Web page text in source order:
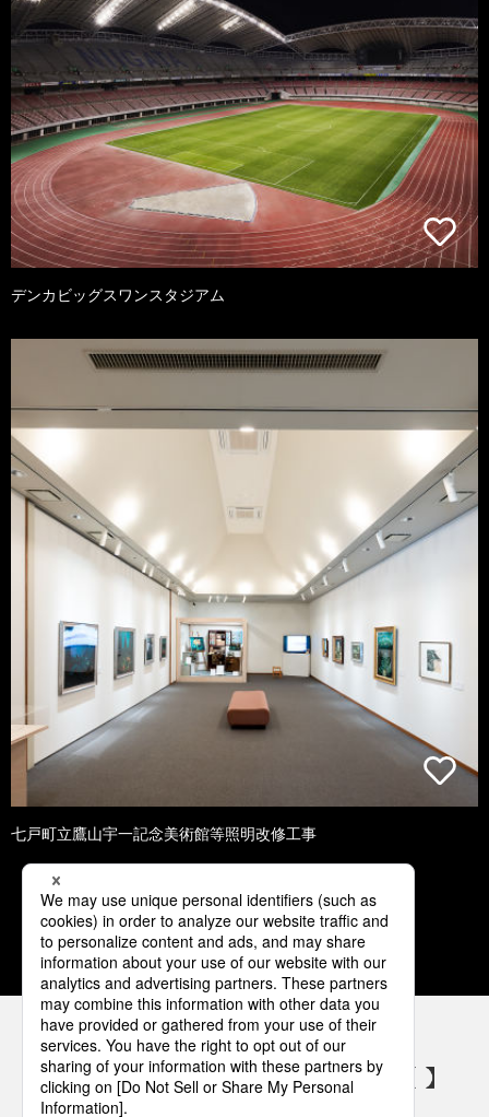
デンカビッグスワンスタジアム
七戸町立鷹山宇一記念美術館等照明改修工事
1 2 3 4 5
パナソニックの電気設備 SNSアカウント